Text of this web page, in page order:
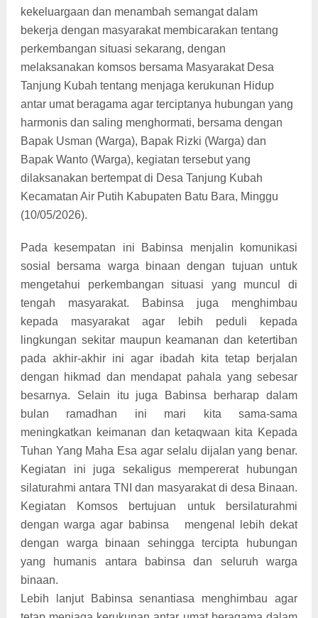
kekeluargaan dan menambah semangat dalam
bekerja dengan masyarakat membicarakan tentang
perkembangan situasi sekarang, dengan
melaksanakan komsos bersama Masyarakat Desa
Tanjung Kubah tentang menjaga kerukunan Hidup
antar umat beragama agar terciptanya hubungan yang
harmonis dan saling menghormati, bersama dengan
Bapak Usman (Warga), Bapak Rizki (Warga) dan
Bapak Wanto (Warga), kegiatan tersebut yang
dilaksanakan bertempat di Desa Tanjung Kubah
Kecamatan Air Putih Kabupaten Batu Bara, Minggu
(10/05/2026).
Pada kesempatan ini Babinsa menjalin komunikasi
sosial bersama warga binaan dengan tujuan untuk
mengetahui perkembangan situasi yang muncul di
tengah masyarakat. Babinsa juga menghimbau
kepada masyarakat agar lebih peduli kepada
lingkungan sekitar maupun keamanan dan ketertiban
pada akhir-akhir ini agar ibadah kita tetap berjalan
dengan hikmad dan mendapat pahala yang sebesar
besarnya. Selain itu juga Babinsa berharap dalam
bulan ramadhan ini mari kita sama-sama
meningkatkan keimanan dan ketaqwaan kita Kepada
Tuhan Yang Maha Esa agar selalu dijalan yang benar.
Kegiatan ini juga sekaligus mempererat hubungan
silaturahmi antara TNI dan masyarakat di desa Binaan.
Kegiatan Komsos bertujuan untuk bersilaturahmi
dengan warga agar babinsa mengenal lebih dekat
dengan warga binaan sehingga tercipta hubungan
yang humanis antara babinsa dan seluruh warga
binaan.
Lebih lanjut Babinsa senantiasa menghimbau agar